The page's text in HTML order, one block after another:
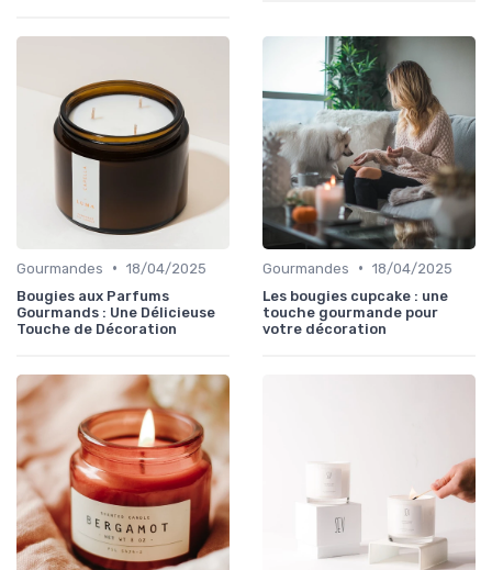
Gourmandes • 18/04/2025
Bougies aux Parfums
Gourmands : Une Délicieuse
Touche de Décoration
Gourmandes • 18/04/2025
Les bougies cupcake : une
touche gourmande pour
votre décoration